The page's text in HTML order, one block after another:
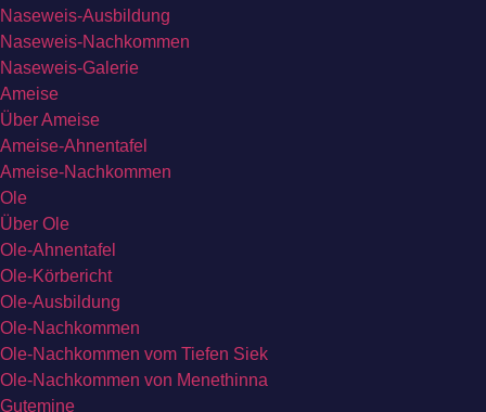
Naseweis-Ausbildung
Naseweis-Nachkommen
Naseweis-Galerie
Ameise
Über Ameise
Ameise-Ahnentafel
Ameise-Nachkommen
Ole
Über Ole
Ole-Ahnentafel
Ole-Körbericht
Ole-Ausbildung
Ole-Nachkommen
Ole-Nachkommen vom Tiefen Siek
Ole-Nachkommen von Menethinna
Gutemine